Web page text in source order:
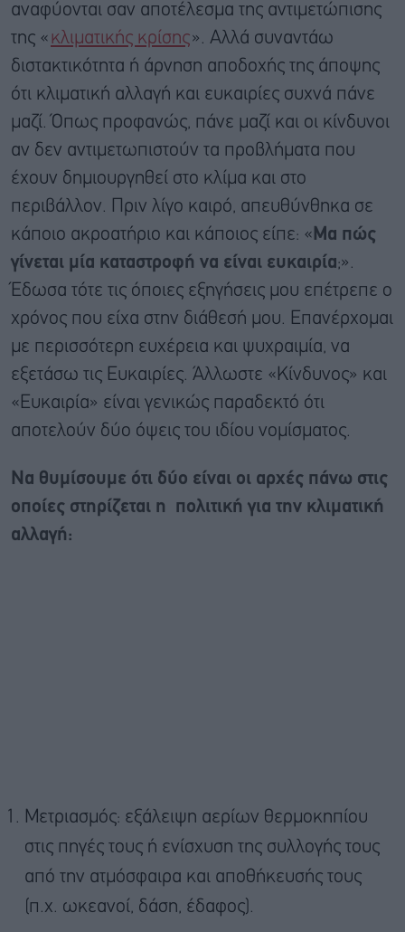
αναφύονται σαν αποτέλεσμα της αντιμετώπισης
της « κλιματικής κρίσης». Αλλά συναντάω
διστακτικότητα ή άρνηση αποδοχής της άποψης
ότι κλιματική αλλαγή και ευκαιρίες συχνά πάνε
μαζί. Όπως προφανώς, πάνε μαζί και οι κίνδυνοι
αν δεν αντιμετωπιστούν τα προβλήματα που
έχουν δημιουργηθεί στο κλίμα και στο
περιβάλλον. Πριν λίγο καιρό, απευθύνθηκα σε
κάποιο ακροατήριο και κάποιος είπε: « Μα πώς
γίνεται μία καταστροφή να είναι ευκαιρία;».
Έδωσα τότε τις όποιες εξηγήσεις μου επέτρεπε ο
χρόνος που είχα στην διάθεσή μου. Επανέρχομαι
με περισσότερη ευχέρεια και ψυχραιμία, να
εξετάσω τις Ευκαιρίες. Άλλωστε «Κίνδυνος» και
«Ευκαιρία» είναι γενικώς παραδεκτό ότι
αποτελούν δύο όψεις του ιδίου νομίσματος.
Να θυμίσουμε ότι δύο είναι οι αρχές πάνω στις
οποίες στηρίζεται η πολιτική για την κλιματική
αλλαγή:
Μετριασμός: εξάλειψη αερίων θερμοκηπίου
στις πηγές τους ή ενίσχυση της συλλογής τους
από την ατμόσφαιρα και αποθήκευσής τους
(π.χ. ωκεανοί, δάση, έδαφος).